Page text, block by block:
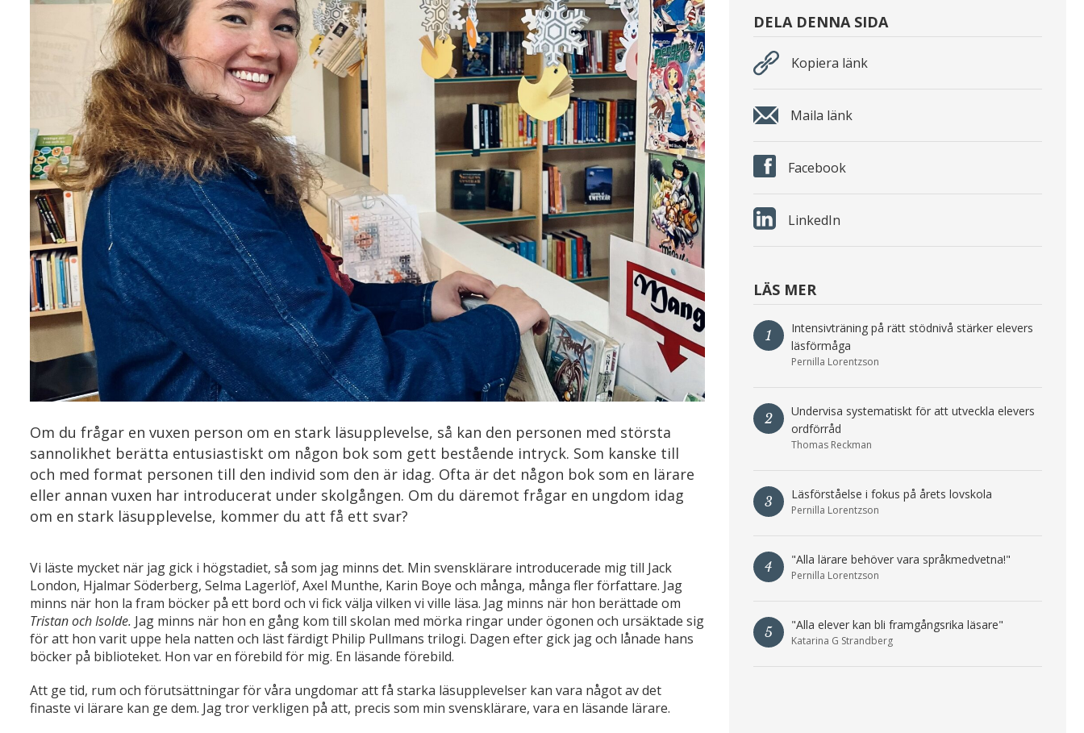
Om du frågar en vuxen person om en stark läsupplevelse, så kan den personen med största
sannolikhet berätta entusiastiskt om någon bok som gett bestående intryck. Som kanske till
och med format personen till den individ som den är idag. Ofta är det någon bok som en lärare
eller annan vuxen har introducerat under skolgången. Om du däremot frågar en ungdom idag
om en stark läsupplevelse, kommer du att få ett svar?
Vi läste mycket när jag gick i högstadiet, så som jag minns det. Min svensklärare introducerade mig till Jack
London, Hjalmar Söderberg, Selma Lagerlöf, Axel Munthe, Karin Boye och många, många fler författare. Jag
minns när hon la fram böcker på ett bord och vi fick välja vilken vi ville läsa. Jag minns när hon berättade om
Tristan och Isolde. Jag minns när hon en gång kom till skolan med mörka ringar under ögonen och ursäktade sig
för att hon varit uppe hela natten och läst färdigt Philip Pullmans trilogi. Dagen efter gick jag och lånade hans
böcker på biblioteket. Hon var en förebild för mig. En läsande förebild.
Att ge tid, rum och förutsättningar för våra ungdomar att få starka läsupplevelser kan vara något av det
finaste vi lärare kan ge dem. Jag tror verkligen på att, precis som min svensklärare, vara en läsande lärare.
DELA DENNA SIDA
Kopiera länk
Maila länk
Facebook
LinkedIn
LÄS MER
1
Intensivträning på rätt stödnivå stärker elevers
läsförmåga
Pernilla Lorentzson
2
Undervisa systematiskt för att utveckla elevers
ordförråd
Thomas Reckman
3 Läsförståelse i fokus på årets lovskola
Pernilla Lorentzson
4 "Alla lärare behöver vara språkmedvetna!"
Pernilla Lorentzson
5 "Alla elever kan bli framgångsrika läsare"
Katarina G Strandberg